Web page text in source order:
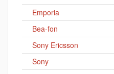
Emporia
Bea-fon
Sony Ericsson
Sony